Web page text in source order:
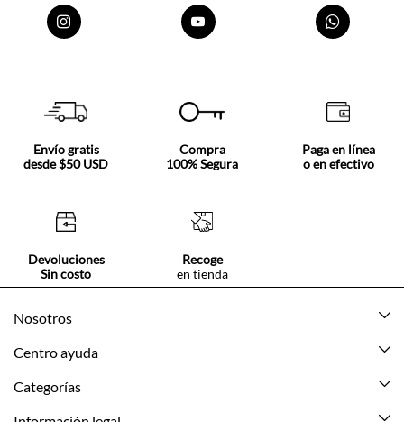
Envío gratis
desde $50 USD
Compra
100% Segura
Paga en línea
o en efectivo
Devoluciones
Sin costo
Recoge
en tienda
Nosotros
Acerca de Tennis
Centro ayuda
Mis pedidos
Categorías
Nuevo